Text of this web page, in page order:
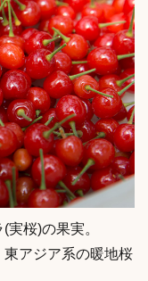
桜)の果実。
アジア系の暖地桜